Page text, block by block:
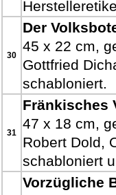
30
Der
45 x 22 cm,
Gottfried
schabloniert.
31
Fränkisches
47 x 18 cm,
Robert Dold,
schabloniert
Vorzügliche